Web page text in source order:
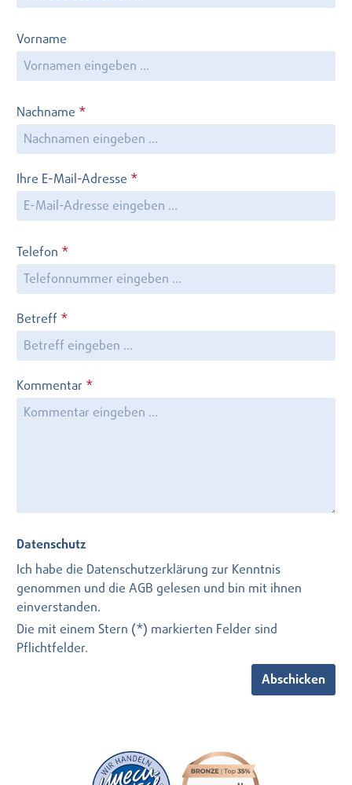
Vorname
Nachname *
Ihre E-Mail-Adresse *
Telefon *
Betreff *
Kommentar *
Datenschutz
Ich habe die Datenschutzerklärung zur Kenntnis
genommen und die AGB gelesen und bin mit ihnen
einverstanden.
Die mit einem Stern (*) markierten Felder sind
Pflichtfelder.
Abschicken